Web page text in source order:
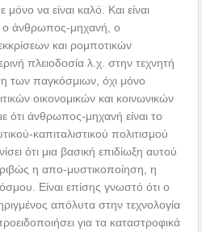
να είναι καλό. Και είναι
ο άνθρωπος-μηχανή, ο
και ρομποτικών
πλειοδοσία λ.χ. στην τεχνητή
των παγκόσμιων, όχι μόνο
οικονομικών και κοινωνικών
άνθρωπος-μηχανή είναι το
καπιταλιστικού πολιτισμού
ότι μια βασική επιδίωξη αυτού
η απο-μυστικοποίηση, η
Είναι επίσης γνωστό ότι ο
απόλυτα στην τεχνολογία
για τα καταστροφικά